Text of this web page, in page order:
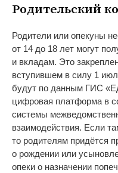
Родительский
Родители или опекуны
от 14 до 18 лет могут
и вкладам. Это
вступившем в силу 1
будут по данным ГИС «
цифровая платформа в
системы
взаимодействия. Если
то родителям придётся
о рождении или
опеки о назначении